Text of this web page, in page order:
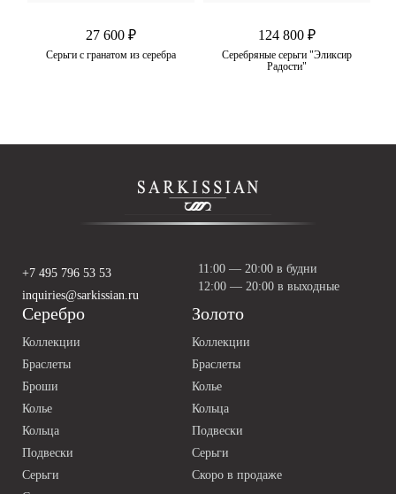
27 600 ₽
Серьги с гранатом из серебра
124 800 ₽
Серебряные серьги "Эликсир
Радости"
Серебро
Коллекции
Браслеты
Броши
Колье
Кольца
Подвески
Серьги
Золото
Коллекции
Браслеты
Колье
Кольца
Подвески
Серьги
Скоро в продаже
+7 495 796 53 53
inquiries@sarkissian.ru
11:00 — 20:00 в будни
12:00 — 20:00 в выходные